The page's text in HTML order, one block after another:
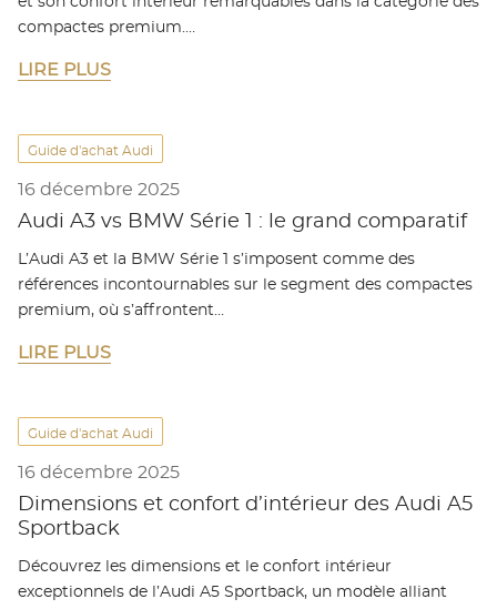
compactes premium.…
LIRE PLUS
Guide d'achat Audi
16 décembre 2025
Audi A3 vs BMW Série 1 : le grand comparatif
L’Audi A3 et la BMW Série 1 s’imposent comme des
références incontournables sur le segment des compactes
premium, où s’affrontent…
LIRE PLUS
Guide d'achat Audi
16 décembre 2025
Dimensions et confort d’intérieur des Audi A5
Sportback
Découvrez les dimensions et le confort intérieur
exceptionnels de l’Audi A5 Sportback, un modèle alliant